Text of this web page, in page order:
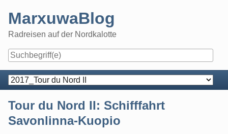
content
MarxuwaBlog
Radreisen auf der Nordkalotte
Navigation
Tour du Nord II: Schifffahrt
Savonlinna-Kuopio